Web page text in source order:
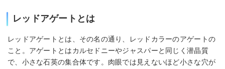
レッドアゲートとは
レッドアゲートとは、その名の通り、レッドカラーのアゲートの
こと。アゲートとはカルセドニーやジャスパーと同じく潜晶質
で、小さな石英の集合体です。肉眼では見えないほど小さな穴が